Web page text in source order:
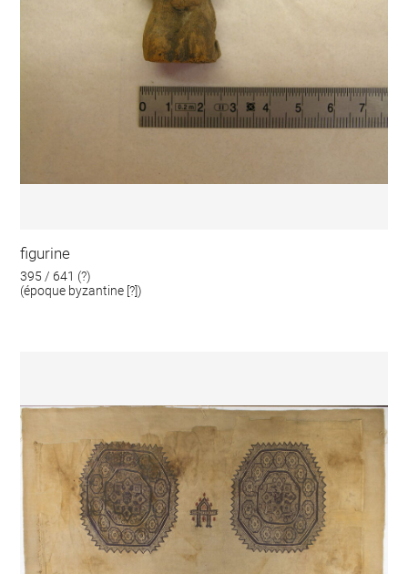
figurine
395 / 641 (?)
(époque byzantine [?])